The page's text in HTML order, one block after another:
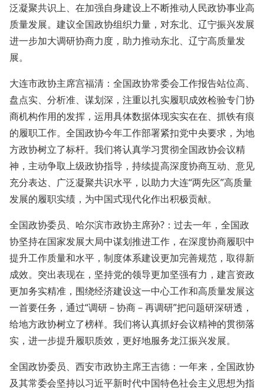
泛凝聚共识上、在加强自身建设上不断推动人民政协事业高
质量发展。建议全国政协组织力量，对东北、辽宁振兴发展
进一步加大调研协商力度，助力推动东北、辽宁高质量发
展。
大连市政协主席宫福清：全国政协常委会工作报告站位高、
盘点实、分析准、谋划深，注重以扎实履职成效检验专门协
商机构作用的发挥，运用具体数据体现实实在在、抓铁有痕
的履职工作。全国政协今年工作部署紧扣党中央要求，为地
方政协树立了标杆。我们将认真学习贯彻全国政协会议精
神，主动争取上级政协指导，持续提高深度协商互动、意见
充分表达、广泛凝聚共识水平，以助力大连“两先区”高质量
发展的履职实绩，为中国式现代化作出积极贡献。
全国政协委员、哈尔滨市政协主席孙?：过去一年，全国政
协坚持在国家发展大局中谋划推进工作，在深度协商履职中
提升工作质量和水平，制度体系建设更加完善规范，取得新
成效。突出表现在，坚持党的领导更加坚强有力，建言资政
更加务实精准，围绕经济建设这一中心工作和高质量发展这
一首要任务，通过“调研－协商－再调研”把问题研深研透，
给地方政协树立了榜样。我们将认真抓好会议精神的贯彻落
实，进一步提升履职质效，更好地服务龙江振兴发展。
全国政协委员、西安市政协主席王吉德：一年来，全国政协
及其常委会坚持以习近平新时代中国特色社会主义思想为指